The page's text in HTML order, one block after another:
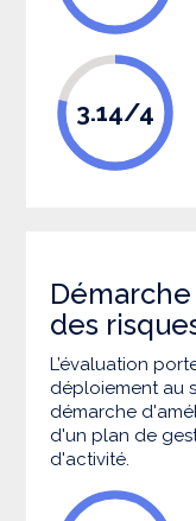
3.14/4
des
L’évaluation
déploiement au
démarche
d'un plan de
d'activité.